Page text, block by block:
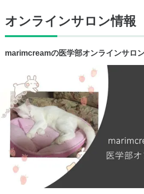
オンラインサロン情報
marimcreamの医学部オンラインサロ